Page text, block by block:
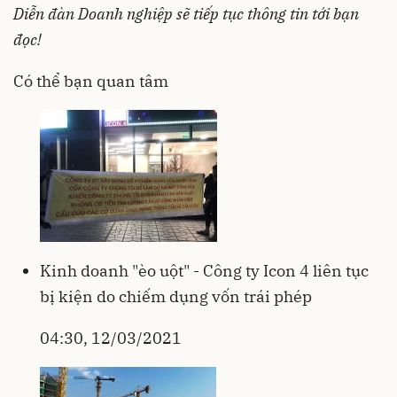
Diễn đàn Doanh nghiệp sẽ tiếp tục thông tin tới bạn
đọc!
Có thể bạn quan tâm
Kinh doanh "èo uột" - Công ty Icon 4 liên tục
bị kiện do chiếm dụng vốn trái phép
04:30, 12/03/2021